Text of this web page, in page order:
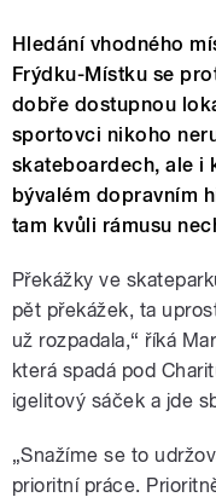
Hledání vhodného
Frýdku-Místku se
dobře dostupnou
sportovci nikoho
skateboardech, ale i
bývalém dopravním
tam kvůli rámusu
Překážky ve
pět překážek, ta
už rozpadala,“ říká
která spadá pod
igelitový sáček a jde
„Snažíme se to
prioritní práce.